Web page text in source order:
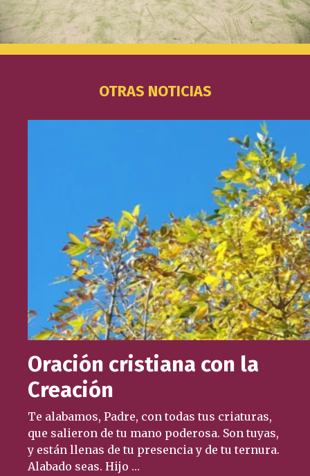
OTRAS NOTICIAS
Oración cristiana con la
Creación
Te alabamos, Padre, con todas tus criaturas,
que salieron de tu mano poderosa. Son tuyas,
y están llenas de tu presencia y de tu ternura.
Alabado seas. Hijo …